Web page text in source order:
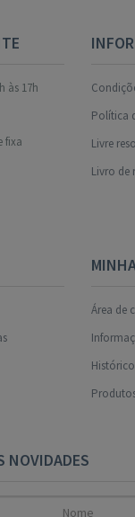
às 17h
fixa
Política
Livre
Livro de
Área de
NOVIDADES